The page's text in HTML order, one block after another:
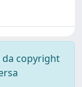
da copyright